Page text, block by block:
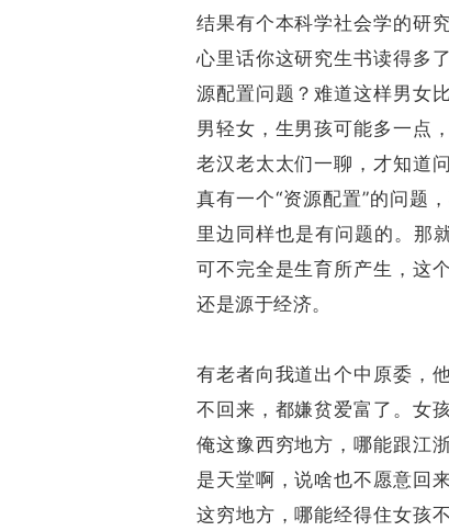
结果有个本科学社会学的研
心里话你这研究生书读得多
源配置问题？难道这样男女
男轻女，生男孩可能多一点
老汉老太太们一聊，才知道
真有一个“资源配置”的问题
里边同样也是有问题的。那
可不完全是生育所产生，这
还是源于经济。
有老者向我道出个中原委，
不回来，都嫌贫爱富了。女
俺这豫西穷地方，哪能跟江
是天堂啊，说啥也不愿意回
这穷地方，哪能经得住女孩